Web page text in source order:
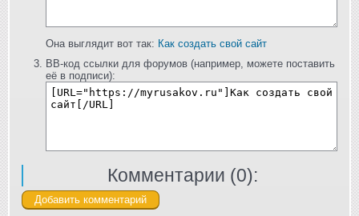
Она выглядит вот так: Как создать свой сайт
BB-код ссылки для форумов (например, можете поставить
её в подписи):
Комментарии (0):